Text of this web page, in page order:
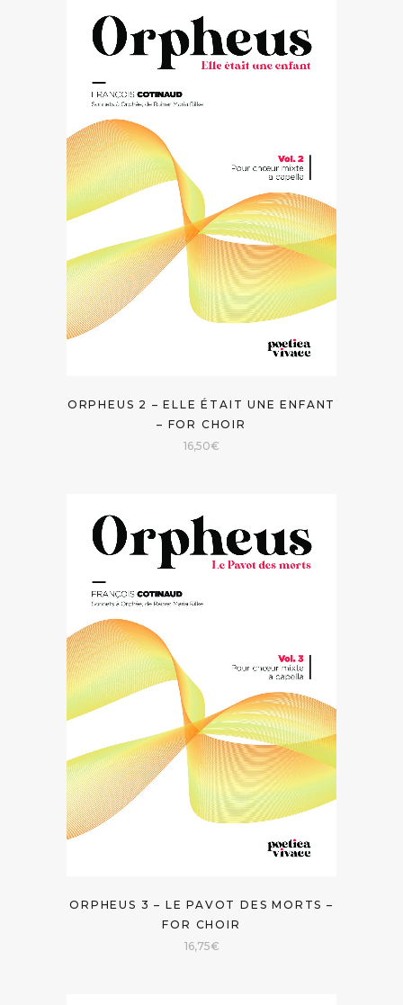
ORPHEUS 2 – ELLE ÉTAIT UNE ENFANT
– FOR CHOIR
16,50€
ORPHEUS 3 – LE PAVOT DES MORTS –
FOR CHOIR
16,75€